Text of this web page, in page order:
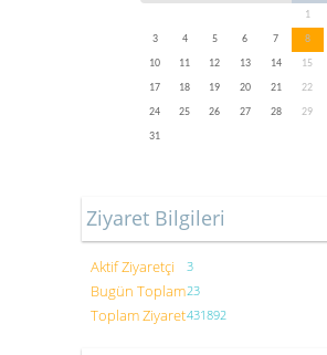
1
3
4 5 6 7 8
10
11 12 13 14 15
17
18 19 20 21 22
24
25 26 27 28 29
31
Ziyaret Bilgileri
Aktif Ziyaretçi 3
Bugün Toplam23
Toplam Ziyaret431892